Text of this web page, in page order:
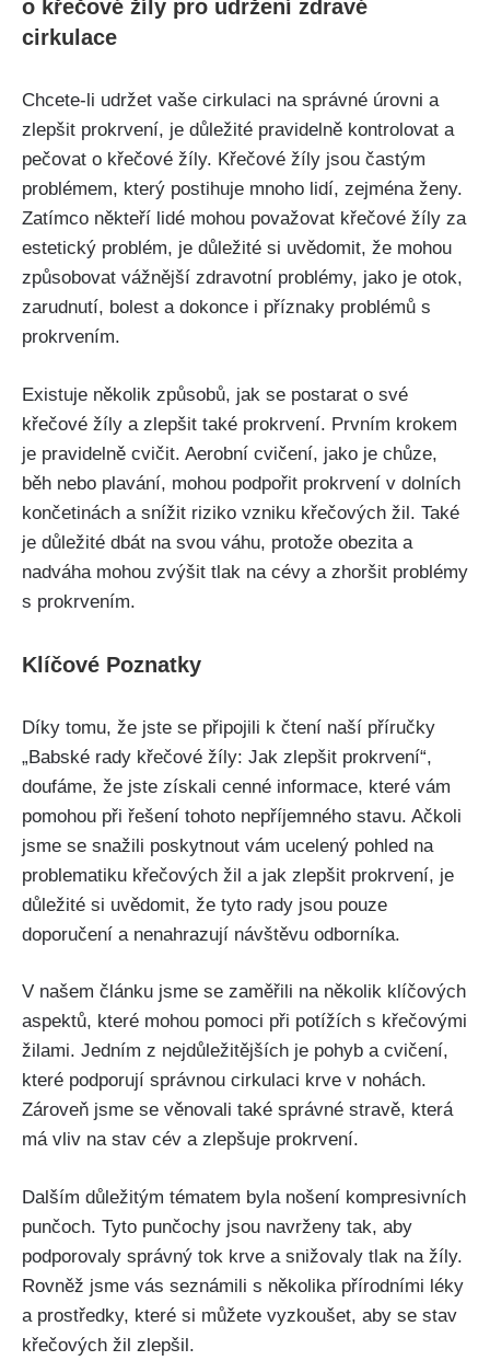
o křečové žíly pro udržení zdravé⁣
cirkulace
Chcete-li udržet vaše cirkulaci na správné úrovni a
zlepšit⁣ prokrvení, je důležité pravidelně kontrolovat a
pečovat o křečové⁣ žíly.⁤ Křečové žíly jsou častým
problémem, který postihuje mnoho⁢ lidí,‌ zejména ⁤ženy.
Zatímco někteří lidé mohou považovat ‍křečové žíly za
estetický problém, je důležité si uvědomit, že mohou
‍způsobovat vážnější zdravotní problémy,​ jako je otok,
zarudnutí, bolest a dokonce i příznaky​ problémů​ s
prokrvením.
Existuje několik způsobů, jak se postarat o své‍
křečové žíly a zlepšit ‌také⁣ prokrvení. Prvním krokem
je pravidelně cvičit. Aerobní cvičení, ⁤jako je chůze,
běh ⁣nebo plavání, mohou podpořit ⁣prokrvení v dolních⁤
končetinách a snížit riziko vzniku křečových žil.⁢ Také
je⁤ důležité dbát na svou⁢ váhu, protože ⁢obezita ⁢a⁣
nadváha mohou zvýšit tlak na cévy a zhoršit problémy
s prokrvením.
Klíčové Poznatky
Díky⁤ tomu, že jste se připojili k⁢ čtení naší příručky
„Babské rady křečové žíly: Jak ‍zlepšit prokrvení“,
doufáme, že jste získali cenné informace, které vám
pomohou při řešení tohoto nepříjemného stavu.‍ Ačkoli
jsme se snažili ​poskytnout vám ucelený⁢ pohled na
problematiku⁤ křečových žil a jak zlepšit prokrvení, je
‍důležité si uvědomit, že‍ tyto ‌rady jsou pouze
‌doporučení⁣ a nenahrazují návštěvu odborníka.
V našem článku jsme se zaměřili na několik klíčových
aspektů, které ‍mohou pomoci při​ potížích s křečovými
žilami. ​Jedním z nejdůležitějších je⁢ pohyb a cvičení,
které podporují správnou ⁤cirkulaci krve v nohách.
Zároveň jsme se věnovali také správné stravě, která
má‍ vliv na⁢ stav⁢ cév a zlepšuje prokrvení.
Dalším důležitým tématem byla nošení kompresivních
punčoch. Tyto punčochy jsou ‌navrženy ⁢tak, aby
podporovaly správný ⁣tok krve ⁣a snižovaly tlak na žíly.⁢
Rovněž jsme vás seznámili s několika přírodními ‍léky
a prostředky, které si můžete vyzkoušet, aby se stav
křečových žil⁣ zlepšil.